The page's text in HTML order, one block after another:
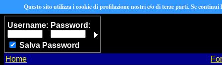
Username: Password:
Salva Password
Home
Questo sito utilizza i cookie di profilazione nostri e/o di terze parti. Se continui